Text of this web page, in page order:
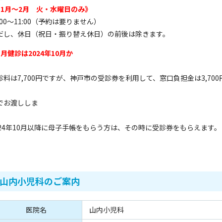
月～2月 火・水曜日のみ》
～11:00（予約は要りません）
し、休日（祝日・振り替え休日）の前後は除きます。
健診は2024年10月か
料は7,700円ですが、神戸市の受診券を利用して、窓口負担金は3,700
お渡ししま
年10月以降に母子手帳をもらう方は、その時に受診券をもらえま
山内小児科のご案内
医院名 山内小児科